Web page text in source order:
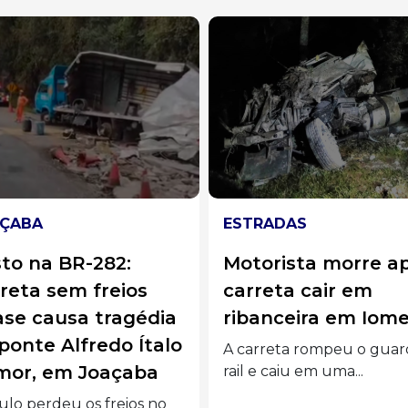
morre após
cair em
em Iomerê
rompeu o guard-
caiu em uma...
CAMPOS NOVOS
Atualização:
morre e duas
ficam feridas em
grave acidente na
470, em Campos